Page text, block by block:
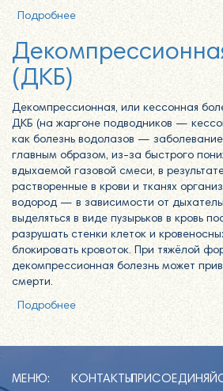
Подробнее
(ДКБ)
Декомпрессионная, или кессонная
ДКБ (на жаргоне подводников —
как болезнь водолазов —
главным образом, из-за быстрого
вдыхаемой газовой смеси, в
растворенные в крови и тканях
водород — в зависимости от
выделяться в виде пузырьков в кровь
разрушать стенки клеток и
блокировать кровоток. При тяжёлой
декомпрессионная болезнь может
смерти.
Подробнее
МЕНЮ: КОНТАКТЫ